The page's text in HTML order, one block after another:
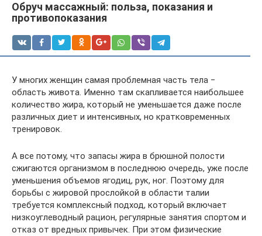
Обруч массажный: польза, показания и
противопоказания
У многих женщин самая проблемная часть тела ‒
область живота. Именно там скапливается наибольшее
количество жира, который не уменьшается даже после
различных диет и интенсивных, но кратковременных
тренировок.
А все потому, что запасы жира в брюшной полости
сжигаются организмом в последнюю очередь, уже после
уменьшения объемов ягодиц, рук, ног. Поэтому для
борьбы с жировой прослойкой в области талии
требуется комплексный подход, который включает
низкоуглеводный рацион, регулярные занятия спортом и
отказ от вредных привычек. При этом физические